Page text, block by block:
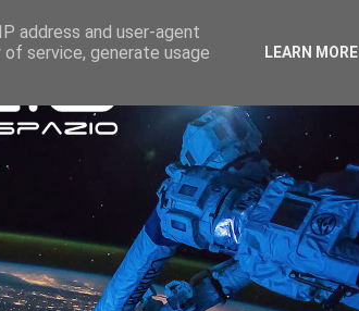
address and user-agent
service, generate usage
LEARN MORE